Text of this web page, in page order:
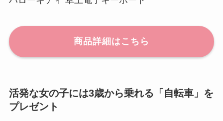
商品詳細はこちら
活発な女の子には3歳から乗れる「自転車」を
プレゼント